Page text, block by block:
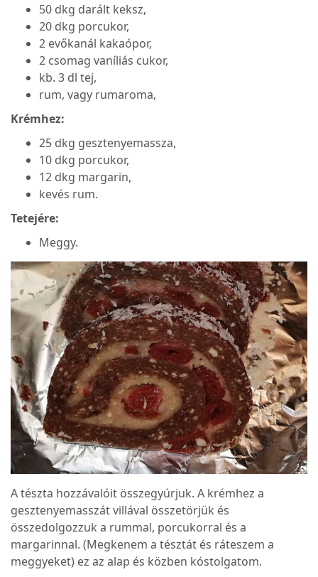
50 dkg darált keksz,
20 dkg porcukor,
2 evőkanál kakaópor,
2 csomag vaníliás cukor,
kb. 3 dl tej,
rum, vagy rumaroma,
Krémhez:
25 dkg gesztenyemassza,
10 dkg porcukor,
12 dkg margarin,
kevés rum.
Tetejére:
Meggy.
A tészta hozzávalóit összegyúrjuk. A krémhez a
gesztenyemasszát villával összetörjük és
összedolgozzuk a rummal, porcukorral és a
margarinnal. (Megkenem a tésztát és ráteszem a
meggyeket) ez az alap és közben kóstolgatom.